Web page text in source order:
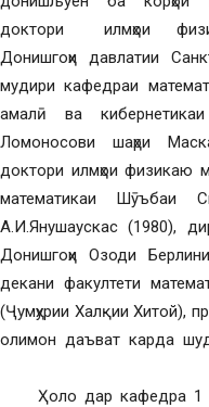
доктори илмҳои
Донишгоҳи давлатии
мудири кафедраи
амалӣ ва
Ломоносови шаҳри
доктори илмҳои физикаю
математикаи Шӯъбаи
А.И.Янушаускас (1980),
Донишгоҳи Озоди
декани факултети
(Ҷумҳурии Халқии Хитой),
олимон даъват карда
Ҳоло дар кафедра 1